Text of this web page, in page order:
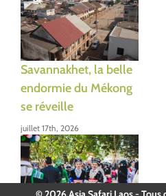
Savannakhet, la belle
endormie du Mékong
se réveille
juillet 17th, 2026